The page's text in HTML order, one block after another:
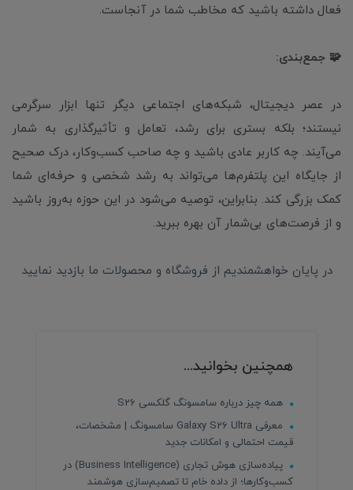
فعال داشته باشید که مخاطب شما در آنجاست.
🧩 جمع‌بندی:
در عصر دیجیتال، شبکه‌های اجتماعی دیگر تنها ابزار سرگرمی
نیستند؛ بلکه بستری برای رشد، تعامل و تأثیرگذاری به شمار
می‌آیند. چه کاربر عادی باشید و چه صاحب کسب‌وکار، درک صحیح
از جایگاه این پلتفرم‌ها می‌تواند به رشد شخصی و حرفه‌ای شما
کمک بزرگی کند. بنابراین، توصیه می‌شود در این حوزه به‌روز باشید
و از فرصت‌های بی‌شمار آن بهره ببرید.
در پایان خواهشمندیم از فروشگاه و محصولات ما بازدید نمایید
همچنین بخوانید...
همه چیز درباره سامسونگ گلکسی S26
معرفی Galaxy S26 Ultra سامسونگ | مشخصات،
قیمت احتمالی و امکانات جدید
پیاده‌سازی هوش تجاری (Business Intelligence) در
کسب‌وکارها؛ از داده خام تا تصمیم‌سازی هوشمند